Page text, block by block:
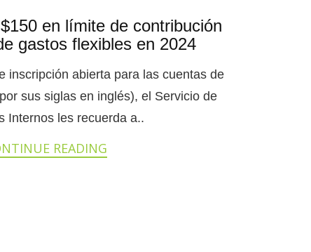
en límite de contribución
gastos flexibles en 2024
inscripción abierta para las cuentas de
sus siglas en inglés), el Servicio de
Internos les recuerda a..
READING